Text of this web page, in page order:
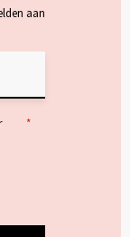
aan
*